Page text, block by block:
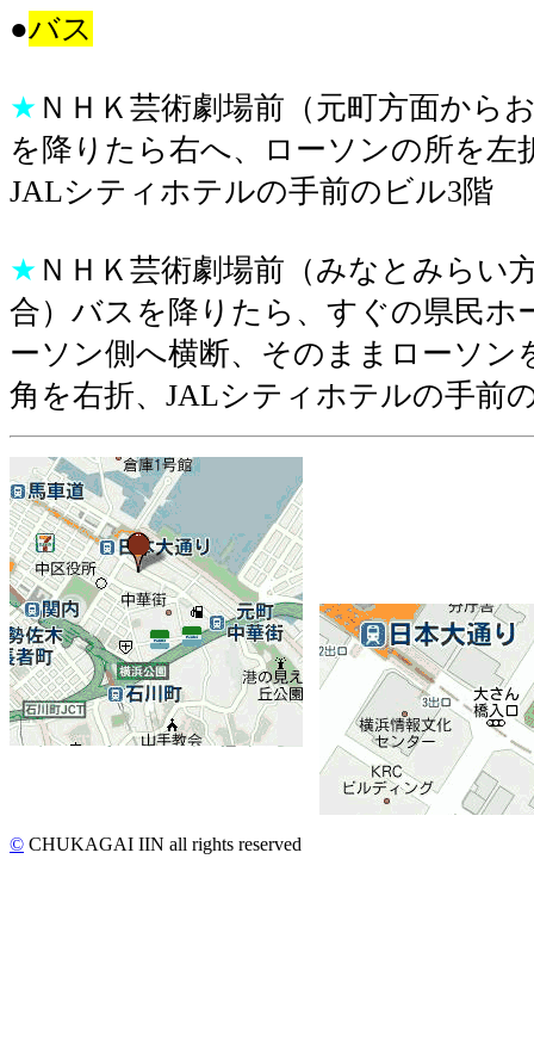
●バス
★ ＮＨＫ芸術劇場前（元町方面から
を降りたら右へ、ローソンの所を左
JALシティホテルの手前のビル3階
★ ＮＨＫ芸術劇場前（みなとみらい
合）バスを降りたら、すぐの県民ホ
ーソン側へ横断、そのままローソン
角を右折、JALシティホテルの手前
© CHUKAGAI IIN all rights reserved